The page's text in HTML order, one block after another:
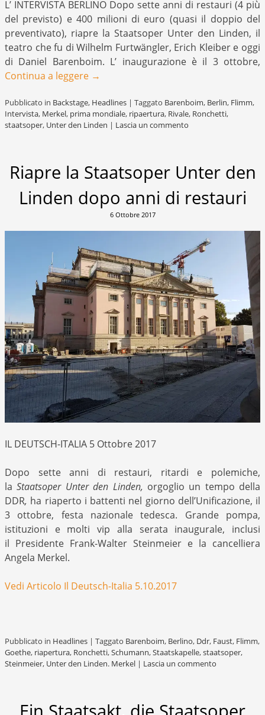
L’ INTERVISTA BERLINO Dopo sette anni di restauri (4 più
del previsto) e 400 milioni di euro (quasi il doppio del
preventivato), riapre la Staatsoper Unter den Linden, il
teatro che fu di Wilhelm Furtwängler, Erich Kleiber e oggi
di Daniel Barenboim. L’ inaugurazione è il 3 ottobre,
Continua a leggere →
Pubblicato in Backstage, Headlines | Taggato Barenboim, Berlin, Flimm,
Intervista, Merkel, prima mondiale, ripaertura, Rivale, Ronchetti,
staatsoper, Unter den Linden | Lascia un commento
Riapre la Staatsoper Unter den
Linden dopo anni di restauri
6 Ottobre 2017
IL DEUTSCH-ITALIA 5 Ottobre 2017
Dopo sette anni di restauri, ritardi e polemiche,
laStaatsoper Unter den Linden, orgoglio un tempo della
DDR, ha riaperto i battenti nel giorno dell’Unificazione, il
3 ottobre, festa nazionale tedesca. Grande pompa,
istituzioni e molti vip alla serata inaugurale, inclusi
il Presidente Frank-Walter Steinmeier e la cancelliera
Angela Merkel.
Vedi Articolo Il Deutsch-Italia 5.10.2017
Pubblicato in Headlines | Taggato Barenboim, Berlino, Ddr, Faust, Flimm,
Goethe, riapertura, Ronchetti,Schumann,Staatskapelle,staatsoper,
Steinmeier, Unter den Linden. Merkel | Lascia un commento